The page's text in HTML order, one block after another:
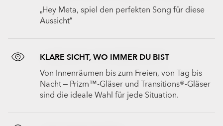
„Hey Meta, spiel den perfekten Song für diese
Aussicht“
KLARE SICHT, WO IMMER DU BIST
Von Innenräumen bis zum Freien, von Tag bis
Nacht – Prizm™-Gläser und Transitions®-Gläser
sind die ideale Wahl für jede Situation.